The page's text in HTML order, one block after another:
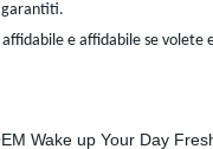
garantiti.
e affidabile se